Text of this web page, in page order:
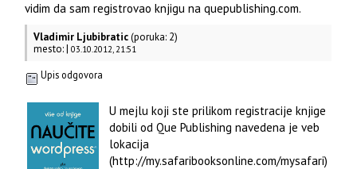
vidim da sam registrovao knjigu na quepublishing.com.
Vladimir Ljubibratic(poruka: 2)
mesto: |03.10.2012, 21:51
Upis odgovora
U mejlu koji ste prilikom registracije knjige
dobili od Que Publishing navedena je veb
lokacija
(http://my.safaribooksonline.com/mysafari)